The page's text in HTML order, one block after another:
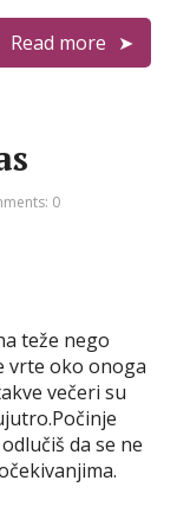
Read more
0
teže nego
vrte oko onoga
večeri su
da se ne